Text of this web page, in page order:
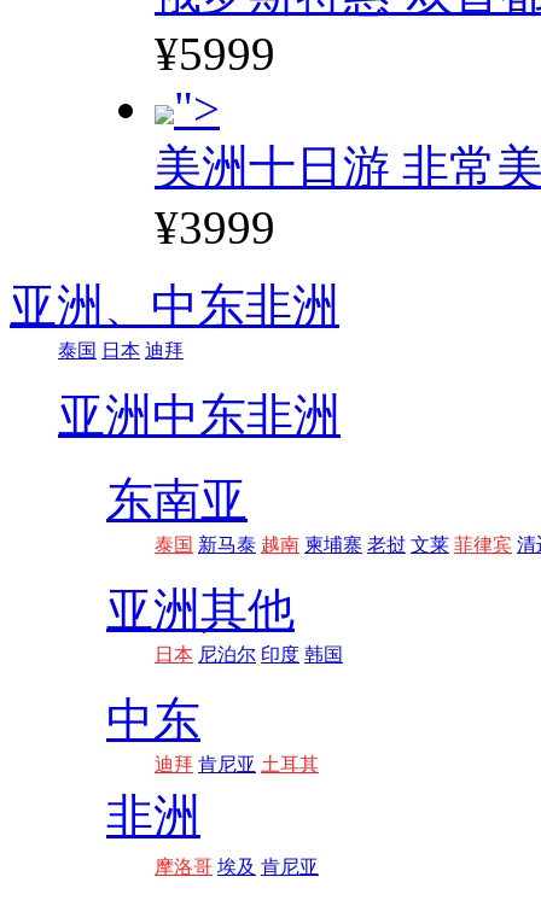
¥5999
">
美洲十日游 非常
¥3999
亚洲、 中东非洲
泰国 日本 迪拜
亚洲 中东非洲
东南亚
泰国 新马泰 越南 柬埔寨 老挝 文莱 菲律宾 清
亚洲其他
日本 尼泊尔 印度 韩国
中东
迪拜 肯尼亚 土耳其
非洲
摩洛哥 埃及 肯尼亚